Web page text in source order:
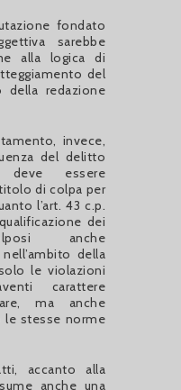
fondato
sarebbe
alla logica di
del
della redazione
invece,
del delitto
deve essere
di colpa per
l’art. 43 c.p.
dei
anche
della
le violazioni
carattere
ma anche
le stesse norme
accanto alla
anche una